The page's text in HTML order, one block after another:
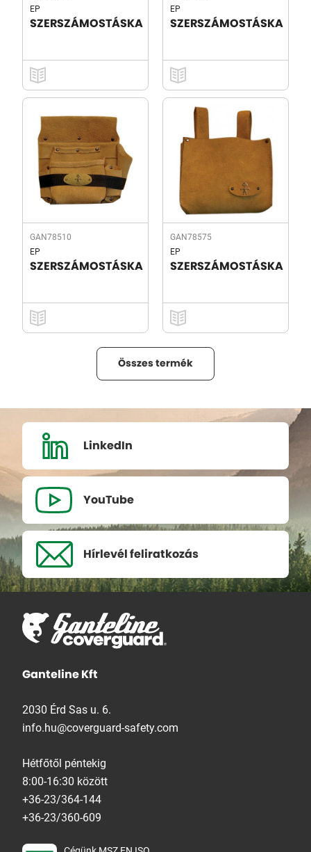
EP
SZERSZÁMOSTÁSKA
EP
SZERSZÁMOSTÁSKA
GAN78510
EP
SZERSZÁMOSTÁSKA
GAN78575
EP
SZERSZÁMOSTÁSKA
Összes termék
LinkedIn
YouTube
Hírlevél feliratkozás
Ganteline Kft
2030 Érd Sas u. 6.
info.hu@coverguard-safety.com
Hétfőtől péntekig
8:00-16:30 között
+36-23/364-144
+36-23/360-609